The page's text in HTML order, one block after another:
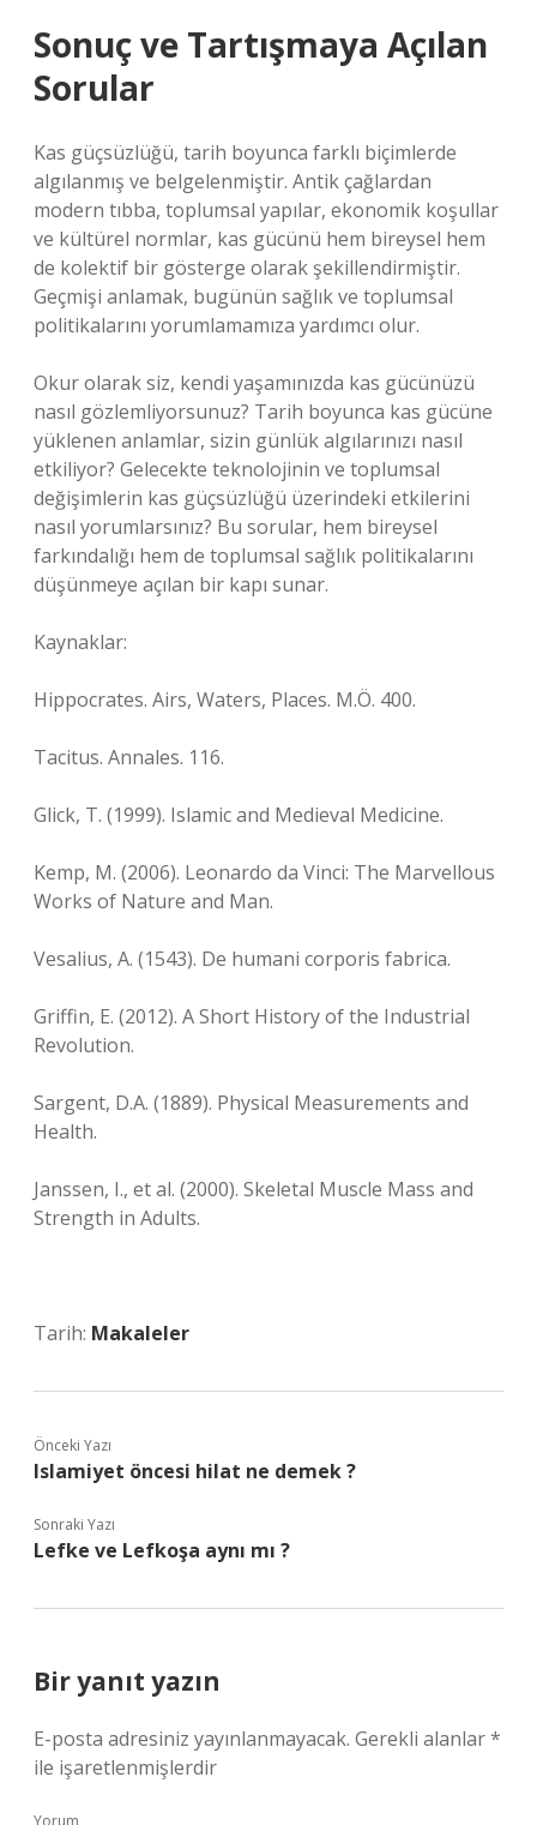
Sonuç ve Tartışmaya Açılan
Sorular
Kas güçsüzlüğü, tarih boyunca farklı biçimlerde
algılanmış ve belgelenmiştir. Antik çağlardan
modern tıbba, toplumsal yapılar, ekonomik koşullar
ve kültürel normlar, kas gücünü hem bireysel hem
de kolektif bir gösterge olarak şekillendirmiştir.
Geçmişi anlamak, bugünün sağlık ve toplumsal
politikalarını yorumlamamıza yardımcı olur.
Okur olarak siz, kendi yaşamınızda kas gücünüzü
nasıl gözlemliyorsunuz? Tarih boyunca kas gücüne
yüklenen anlamlar, sizin günlük algılarınızı nasıl
etkiliyor? Gelecekte teknolojinin ve toplumsal
değişimlerin kas güçsüzlüğü üzerindeki etkilerini
nasıl yorumlarsınız? Bu sorular, hem bireysel
farkındalığı hem de toplumsal sağlık politikalarını
düşünmeye açılan bir kapı sunar.
Kaynaklar:
Hippocrates. Airs, Waters, Places. M.Ö. 400.
Tacitus. Annales. 116.
Glick, T. (1999). Islamic and Medieval Medicine.
Kemp, M. (2006). Leonardo da Vinci: The Marvellous
Works of Nature and Man.
Vesalius, A. (1543). De humani corporis fabrica.
Griffin, E. (2012). A Short History of the Industrial
Revolution.
Sargent, D.A. (1889). Physical Measurements and
Health.
Janssen, I., et al. (2000). Skeletal Muscle Mass and
Strength in Adults.
Tarih: Makaleler
Önceki Yazı
Islamiyet öncesi hilat ne demek ?
Sonraki Yazı
Lefke ve Lefkoşa aynı mı ?
Bir yanıt yazın
E-posta adresiniz yayınlanmayacak. Gerekli alanlar*
ile işaretlenmişlerdir
Yorum